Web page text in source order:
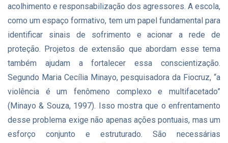
acolhimento e responsabilização dos agressores. A escola,
como um espaço formativo, tem um papel fundamental para
identificar sinais de sofrimento e acionar a rede de
proteção. Projetos de extensão que abordam esse tema
também ajudam a fortalecer essa conscientização.
Segundo Maria Cecília Minayo, pesquisadora da Fiocruz, “a
violência é um fenômeno complexo e multifacetado”
(Minayo & Souza, 1997). Isso mostra que o enfrentamento
desse problema exige não apenas ações pontuais, mas um
esforço conjunto e estruturado. São necessárias